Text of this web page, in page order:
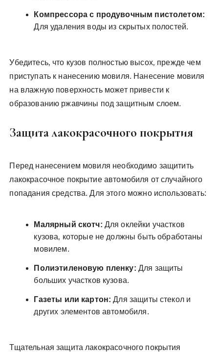
Компрессора с продувочным пистолетом:
Для удаления воды из скрытых полостей.
Убедитесь‚ что кузов полностью высох‚ прежде чем
приступать к нанесению мовиля. Нанесение мовиля
на влажную поверхность может привести к
образованию ржавчины под защитным слоем.
Защита лакокрасочного покрытия
Перед нанесением мовиля необходимо защитить
лакокрасочное покрытие автомобиля от случайного
попадания средства. Для этого можно использовать:
Малярный скотч: Для оклейки участков
кузова‚ которые не должны быть обработаны
мовилем.
Полиэтиленовую пленку: Для защиты
больших участков кузова.
Газеты или картон: Для защиты стекол и
других элементов автомобиля.
Тщательная защита лакокрасочного покрытия